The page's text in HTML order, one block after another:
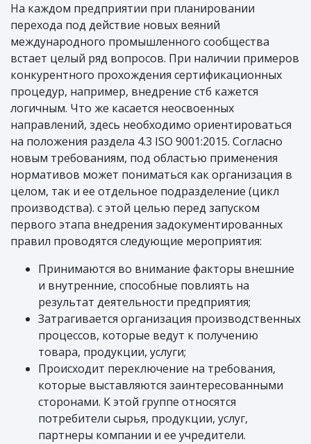
На каждом предприятии при планировании
перехода под действие новых веяний
международного промышленного сообщества
встает целый ряд вопросов. При наличии примеров
конкурентного прохождения сертификационных
процедур, например, внедрение стб кажется
логичным. Что же касается неосвоенных
направлений, здесь необходимо ориентироваться
на положения раздела 4.3 ISO 9001:2015. Согласно
новым требованиям, под областью применения
нормативов может пониматься как организация в
целом, так и ее отдельное подразделение (цикл
производства). с этой целью перед запуском
первого этапа внедрения задокументированных
правил проводятся следующие мероприятия:
Принимаются во внимание факторы внешние
и внутренние, способные повлиять на
результат деятельности предприятия;
Затрагивается организация производственных
процессов, которые ведут к получению
товара, продукции, услуги;
Происходит переключение на требования,
которые выставляются заинтересованными
сторонами. К этой группе относятся
потребители сырья, продукции, услуг,
партнеры компании и ее учредители.